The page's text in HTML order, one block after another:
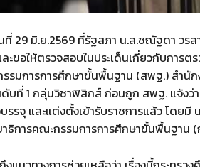
นที่ 29 มิ.ย.2569 ที่รัฐสภา น.ส.ชณัฐดา ว
ะขอให้ตรวจสอบในประเด็นเกี่ยวกับการ
รมการการศึกษาขั้นพื้นฐาน (สพฐ.) สำนั
บที่ 1 กลุ่มวิชาฟิสิกส์ ก่อนถูก สพฐ. แจ้ง
รรจุ และแต่งตั้งเข้ารับราชการแล้ว โด
ธิการคณะกรรมการการศึกษาขั้นพื้นฐาน